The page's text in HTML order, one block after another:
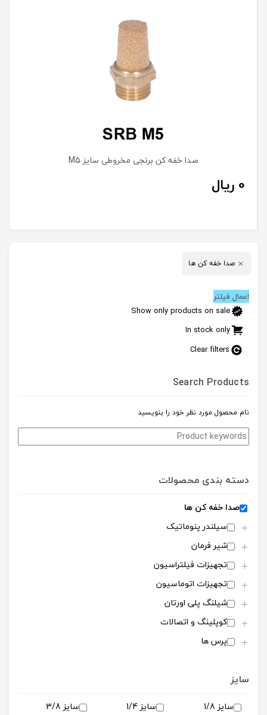
صدا خفه کن ها
اعمال فیلتر
Show only products on sale
In stock only
Clear filters
Search Products
نام محصول مورد نظر خود را بنویسید
دسته بندی محصولات
صدا خفه کن ها
سیلندر پنوماتیک
شیر فرمان
تجهیزات فیلتراسیون
تجهیزات اتوماسیون
شیلنگ پلی اورتان
کوپلینگ و اتصالات
پرس ها
سایز
سایز 1/8 سایز 1/4
سایز 3/8
صدا خفه کن برنجی مخروطی سایز M5
0 ریال